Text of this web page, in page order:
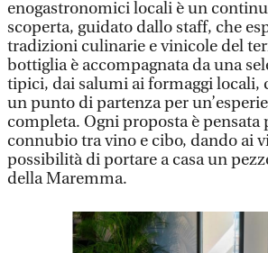
enogastronomici locali è un
scoperta, guidato dallo staff, che
tradizioni culinarie e vinicole del
bottiglia è accompagnata da una
tipici, dai salumi ai formaggi locali,
un punto di partenza per
completa. Ogni proposta è pensata
connubio tra vino e cibo, dando ai
possibilità di portare a casa un
della Maremma.